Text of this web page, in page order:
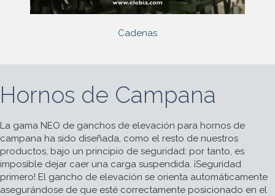
Cadenas
Hornos de Campana
La gama NEO de ganchos de elevación para hornos de
campana ha sido diseñada, como el resto de nuestros
productos, bajo un principio de seguridad: por tanto, es
imposible dejar caer una carga suspendida. ¡Seguridad
primero! El gancho de elevación se orienta automáticamente
asegurándose de que esté correctamente posicionado en el